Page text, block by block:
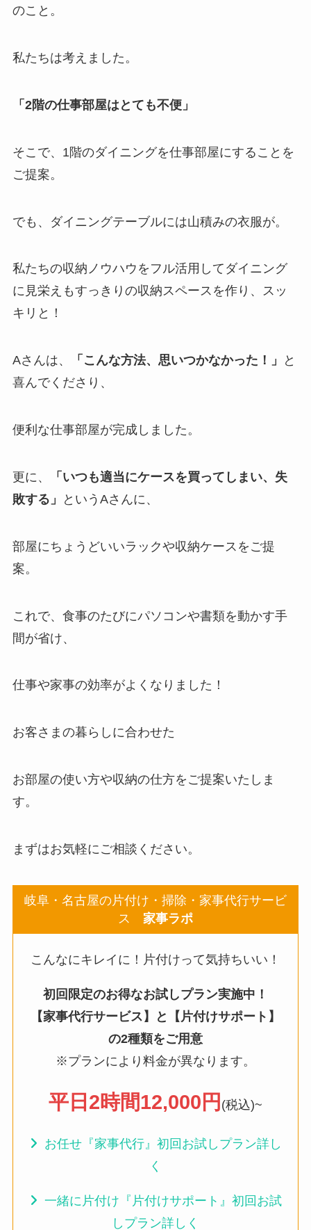
のこと。
私たちは考えました。
「2階の仕事部屋はとても不便」
そこで、1階のダイニングを仕事部屋にすることを
ご提案。
でも、ダイニングテーブルには山積みの衣服が。
私たちの収納ノウハウをフル活用してダイニング
に見栄えもすっきりの収納スペースを作り、スッ
キリと！
Aさんは、 「こんな方法、思いつかなかった！」
と
喜んでくださり、
便利な仕事部屋が完成しました。
更に、
「いつも適当にケースを買ってしまい、失
敗する」
というAさんに、
部屋にちょうどいいラックや収納ケースをご提
案。
これで、食事のたびにパソコンや書類を動かす手
間が省け、
仕事や家事の効率がよくなりました！
お客さまの暮らしに合わせた
お部屋の使い方や収納の仕方をご提案いたしま
す。
まずはお気軽にご相談ください。
岐阜・名古屋の片付け・掃除・家事代行サービ
ス
家事ラポ
こんなにキレイに！片付けって気持ちいい！
初回限定のお得なお試しプラン実施中！
【家事代行サービス】と【片付けサポート】
の2種類をご用意
※プランにより料金が異なります。
平日2時間12,000円 (税込)~
お任せ『家事代行』初回お試しプラン詳し
く
一緒に片付け『片付けサポート』初回お試
しプラン詳しく